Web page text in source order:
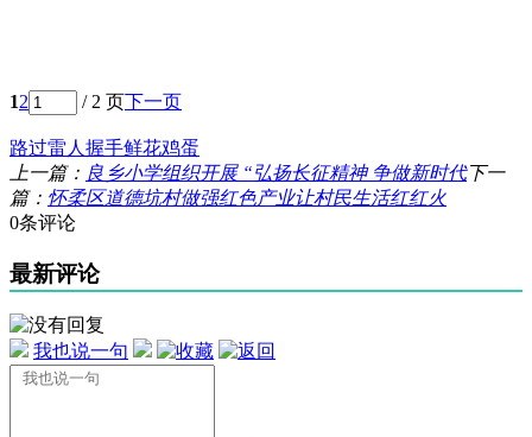
12 / 2 页下一页
路过雷人 握手鲜花鸡蛋
上一篇： 良乡小学组织开展 “弘扬长征精神 争做新时代下一
篇： 怀柔区道德坑村做强红色产业让村民生活红红火
0条评论
最新评论
我也说一句